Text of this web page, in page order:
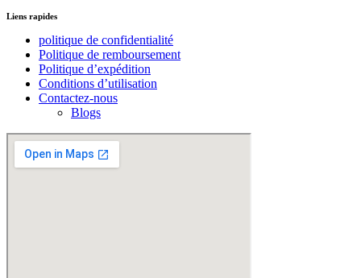
Liens rapides
politique de confidentialité
Politique de remboursement
Politique d’expédition
Conditions d’utilisation
Contactez-nous
Blogs